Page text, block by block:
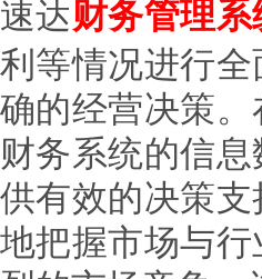
速达财务管理
利等情况进行
确的经营决策
财务系统的信
供有效的决策
地把握市场与